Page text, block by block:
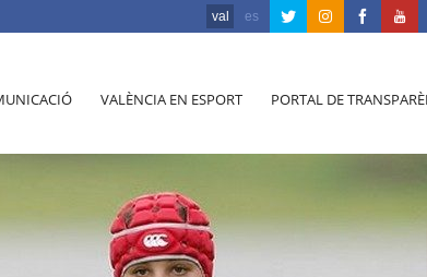
val es
VALÈNCIA EN ESPORT PORTAL DE